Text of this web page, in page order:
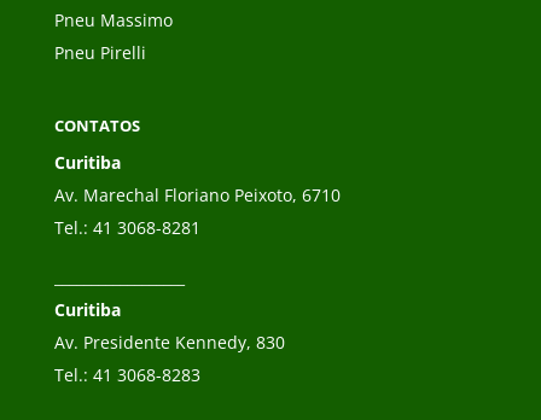
Pneu Massimo
Pneu Pirelli
CONTATOS
Curitiba
Av. Marechal Floriano Peixoto, 6710
Tel.: 41 3068-8281
Curitiba
Av. Presidente Kennedy, 830
Tel.: 41 3068-8283